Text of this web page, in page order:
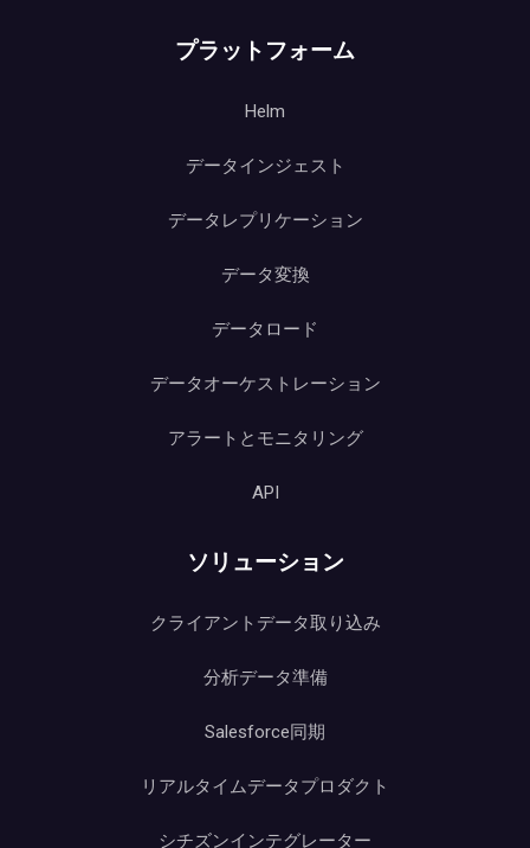
プラットフォーム
Helm
データインジェスト
データレプリケーション
データ変換
データロード
データオーケストレーション
アラートとモニタリング
API
ソリューション
クライアントデータ取り込み
分析データ準備
Salesforce同期
リアルタイムデータプロダクト
シチズンインテグレーター